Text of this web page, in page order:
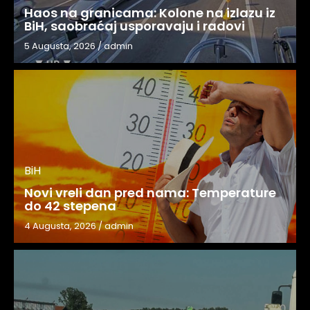
Haos na granicama: Kolone na izlazu iz
BiH, saobraćaj usporavaju i radovi
5 Augusta, 2026/admin
BiH
Novi vreli dan pred nama: Temperature
do 42 stepena
4 Augusta, 2026/admin